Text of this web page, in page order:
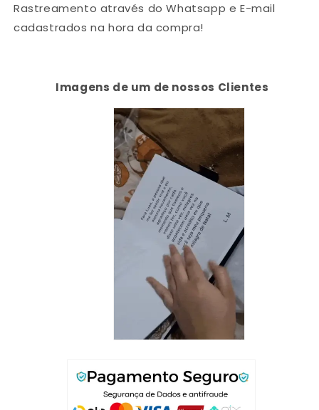
Rastreamento através do Whatsapp e E-mail
cadastrados na hora da compra!
Imagens de um de nossos Clientes